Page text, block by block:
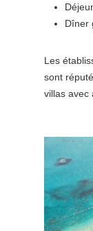
Dîner
Les
sont
villas avec